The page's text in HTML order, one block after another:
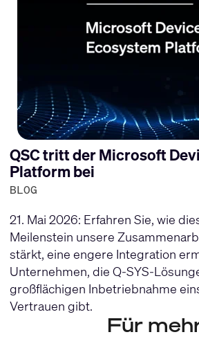
QSC tritt der Microsoft
Platform bei
BLOG
21. Mai 2026: Erfahren Sie, wie
Meilenstein unsere
stärkt, eine engere Integration
Unternehmen, die Q-SYS-
großflächigen Inbetriebnahme
Vertrauen gibt.
Für